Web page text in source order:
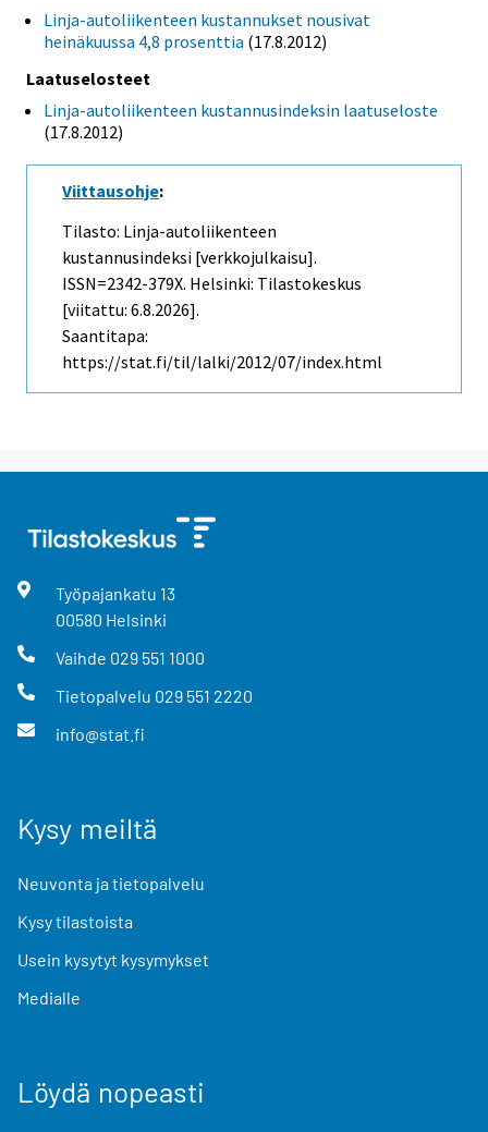
Linja-autoliikenteen kustannukset nousivat
heinäkuussa 4,8 prosenttia (17.8.2012)
Laatuselosteet
Linja-autoliikenteen kustannusindeksin laatuseloste
(17.8.2012)
Viittausohje:
Tilasto: Linja-autoliikenteen
kustannusindeksi [verkkojulkaisu].
ISSN=2342-379X. Helsinki: Tilastokeskus
[viitattu: 6.8.2026].
Saantitapa:
https://stat.fi/til/lalki/2012/07/index.html
Työpajankatu 13
00580 Helsinki
Vaihde 029 551 1000
Tietopalvelu 029 551 2220
info@stat.fi
Kysy meiltä
Neuvonta ja tietopalvelu
Kysy tilastoista
Usein kysytyt kysymykset
Medialle
Löydä nopeasti